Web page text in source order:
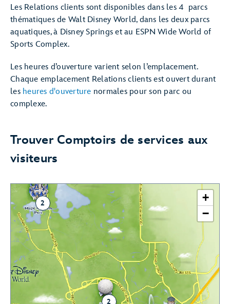
Les Relations clients sont disponibles dans les 4 parcs
thématiques de Walt Disney World, dans les deux parcs
aquatiques, à Disney Springs et au ESPN Wide World of
Sports Complex.
Les heures d’ouverture varient selon l’emplacement.
Chaque emplacement Relations clients est ouvert durant
les heures d'ouverture normales pour son parc ou
complexe.
Trouver Comptoirs de services aux
visiteurs
2
2
+
−